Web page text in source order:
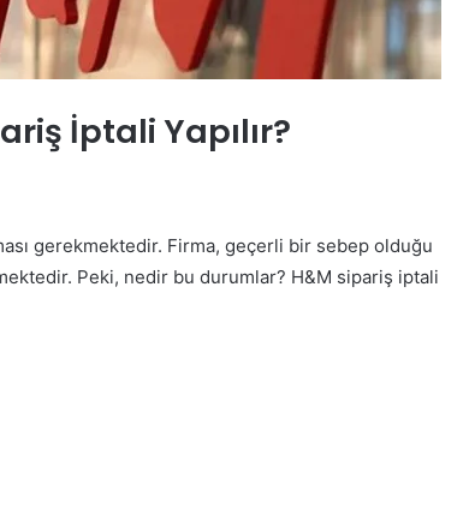
İptali Yapılır?
gerekmektedir. Firma, geçerli bir sebep olduğu
Peki, nedir bu durumlar? H&M sipariş iptali